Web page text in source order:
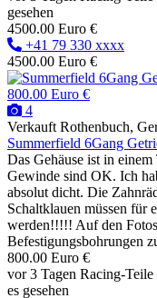
gesehen
4500.00 Euro €
+41 79 330 xxxx
4500.00 Euro €
800.00 Euro €
4
Verkauft Rothenbuch,
Summerfield 6Gang
Das Gehäuse ist in
Gewinde sind OK. Ich
absolut dicht. Die
Schaltklauen müssen für
werden!!!!! Auf den
Befestigungsbohrungen
800.00 Euro €
vor 3 Tagen Racing-Teile
es gesehen